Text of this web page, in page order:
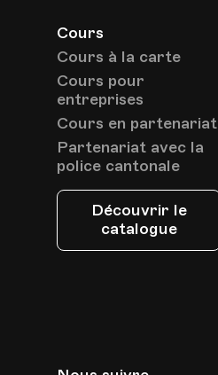
Cours
Cours à la carte
Cours pour
entreprises
Cours en partenariat
Partenariat avec la
police cantonale
Découvrir le
catalogue